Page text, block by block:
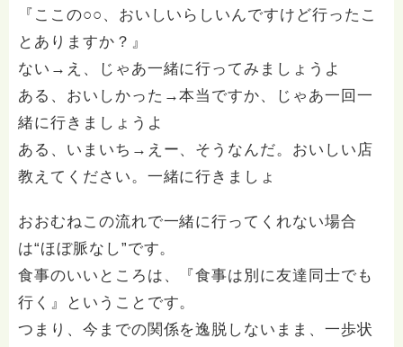
『ここの○○、おいしいらしいんですけど行ったこ
とありますか？』
ない→え、じゃあ一緒に行ってみましょうよ
ある、おいしかった→本当ですか、じゃあ一回一
緒に行きましょうよ
ある、いまいち→えー、そうなんだ。おいしい店
教えてください。一緒に行きましょ
おおむねこの流れで一緒に行ってくれない場合
は“ほぼ脈なし”です。
食事のいいところは、『食事は別に友達同士でも
行く』ということです。
つまり、今までの関係を逸脱しないまま、一歩状